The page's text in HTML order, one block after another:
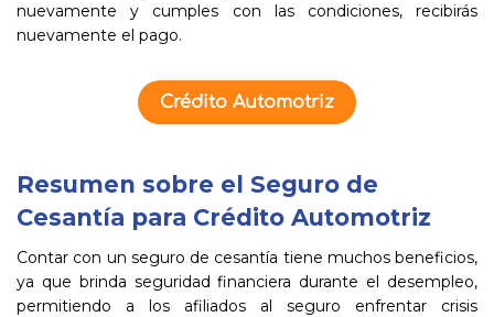
nuevamente y cumples con las condiciones, recibirás
nuevamente el pago.
Crédito Automotriz
Resumen sobre el Seguro de
Cesantía para Crédito Automotriz
Contar con un seguro de cesantía tiene muchos beneficios,
ya que brinda seguridad financiera durante el desempleo,
permitiendo a los afiliados al seguro enfrentar crisis